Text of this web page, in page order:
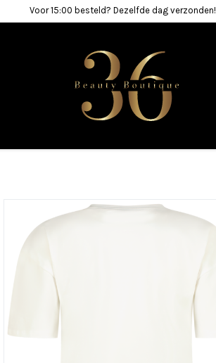
Voor 15:00 besteld? Dezelfde dag verzonden!